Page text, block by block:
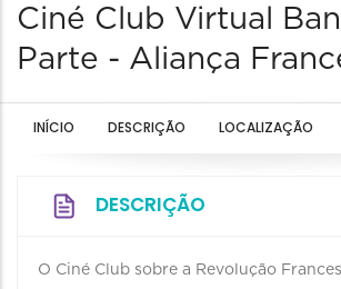
Ciné Club Virtual
Parte - Aliança
INÍCIO DESCRIÇÃO LOCALIZAÇÃO
DESCRIÇÃO
O Ciné Club sobre a Revolução